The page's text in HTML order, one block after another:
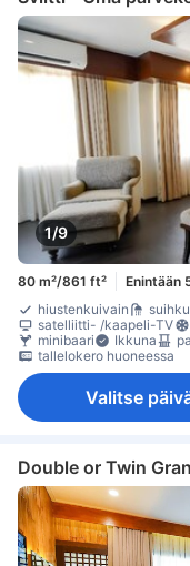
päivittäinen
parveke/terassi
puu-
Taitettava vuode
yläkerros
kaappi
Vauvansänky
Savuttomia huoneita
tallelokero huoneessa
1/9
80 m²/861 ft² Enintään
hiustenkuivain
suihku
satelliitti- /kaapeli-TV
minibaari
Ikkuna
tallelokero huoneessa
Valitse
Double or Twin